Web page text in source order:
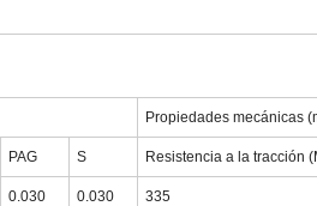
Propiedades mecánicas
PAG S Resistencia a la tracción
0.030 0.030 335